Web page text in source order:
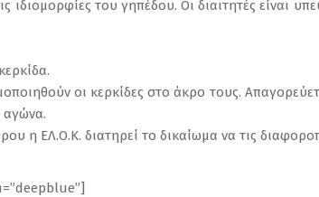
ιδιομορφίες του γηπέδου. Οι διαιτητές είναι
οι κερκίδες στο άκρο τους.
αγώνα.
η ΕΛ.Ο.Κ. διατηρεί το δικαίωμα να τις